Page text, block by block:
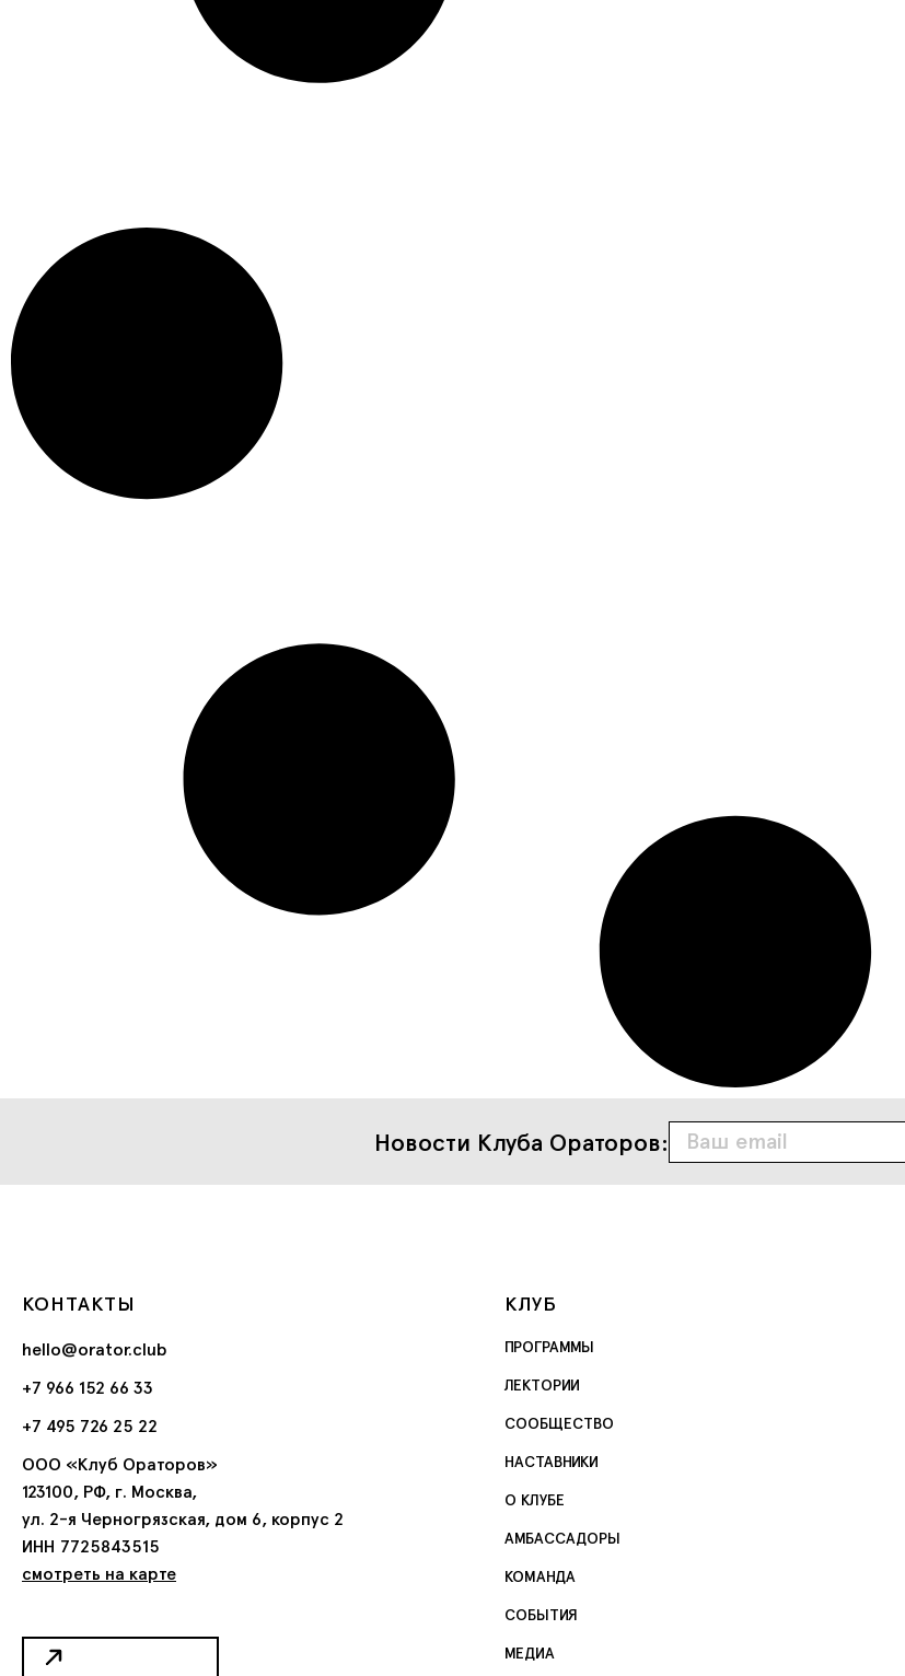
Новости Клуба Ораторов:
КОНТАКТЫ
hello@orator.club
+7 966 152 66 33
+7 495 726 25 22
ООО «Клуб Ораторов»
123100, РФ, г. Москва,
ул. 2-я Черногрязская, дом 6, корпус 2
ИНН 7725843515
смотреть на карте
КЛУБ
ПРОГРАММЫ
ЛЕКТОРИИ
СООБЩЕСТВО
НАСТАВНИКИ
О КЛУБЕ
АМБАССАДОРЫ
КОМАНДА
СОБЫТИЯ
МЕДИА